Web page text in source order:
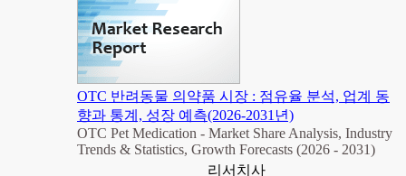
OTC 반려동물 의약품 시장 : 점유율 분석, 업계 동
향과 통계, 성장 예측(2026-2031년)
OTC Pet Medication - Market Share Analysis, Industry
Trends & Statistics, Growth Forecasts (2026 - 2031)
리서치사